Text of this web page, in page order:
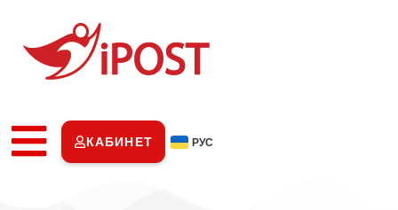
КАБИНЕТ РУС